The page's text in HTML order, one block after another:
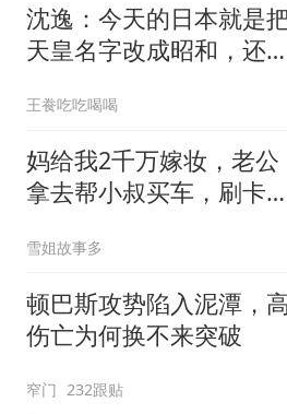
沈逸：今天的日本就是
天皇名字改成昭和，还是
王飬吃吃喝喝
妈给我2千万嫁妆，老公
拿去帮小叔买车，刷卡时
雪姐故事多
顿巴斯攻势陷入泥潭，
伤亡为何换不来突破
窄门 232跟贴